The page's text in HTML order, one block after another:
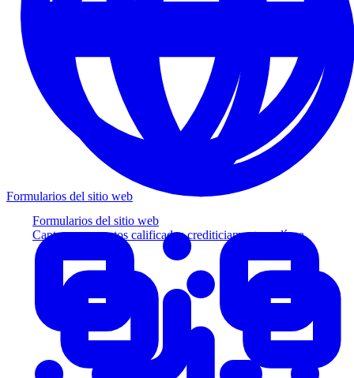
Formularios del sitio web
Capture prospectos calificados crediticiamente en línea
Formularios del sitio web